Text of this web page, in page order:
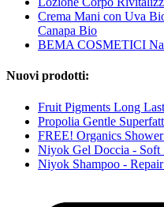
Crema Mani con Uva
Canapa Bio
BEMA COSMETICI
Nuovi prodotti:
Fruit Pigments Long
Propolia Gentle
FREE! Organics
Niyok Gel Doccia - Soft
Niyok Shampoo -